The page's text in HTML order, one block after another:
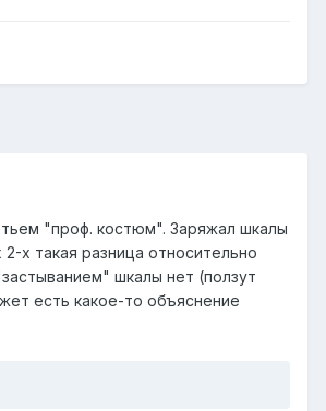
"проф. костюм". Заряжал шкалы
х такая разница относительно
шкалы нет (ползут
есть какое-то объяснение